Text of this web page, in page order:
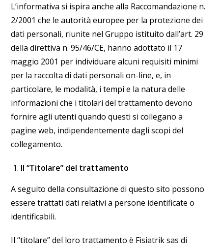
L’informativa si ispira anche alla Raccomandazione n.
2/2001 che le autorità europee per la protezione dei
dati personali, riunite nel Gruppo istituito dall’art. 29
della direttiva n. 95/46/CE, hanno adottato il 17
maggio 2001 per individuare alcuni requisiti minimi
per la raccolta di dati personali on-line, e, in
particolare, le modalità, i tempi e la natura delle
informazioni che i titolari del trattamento devono
fornire agli utenti quando questi si collegano a
pagine web, indipendentemente dagli scopi del
collegamento.
Il “Titolare” del trattamento
A seguito della consultazione di questo sito possono
essere trattati dati relativi a persone identificate o
identificabili.
Il “titolare” del loro trattamento è Fisiatrik sas di